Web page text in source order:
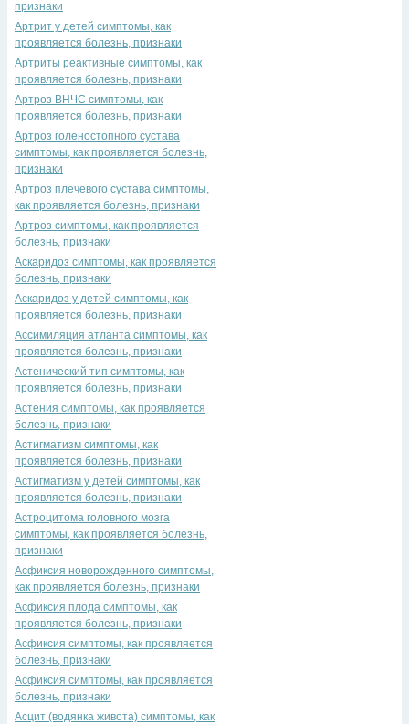
признаки
Артрит у детей симптомы, как
проявляется болезнь, признаки
Артриты реактивные симптомы, как
проявляется болезнь, признаки
Артроз ВНЧС симптомы, как
проявляется болезнь, признаки
Артроз голеностопного сустава
симптомы, как проявляется болезнь,
признаки
Артроз плечевого сустава симптомы,
как проявляется болезнь, признаки
Артроз симптомы, как проявляется
болезнь, признаки
Аскаридоз симптомы, как проявляется
болезнь, признаки
Аскаридоз у детей симптомы, как
проявляется болезнь, признаки
Ассимиляция атланта симптомы, как
проявляется болезнь, признаки
Астенический тип симптомы, как
проявляется болезнь, признаки
Астения симптомы, как проявляется
болезнь, признаки
Астигматизм симптомы, как
проявляется болезнь, признаки
Астигматизм у детей симптомы, как
проявляется болезнь, признаки
Астроцитома головного мозга
симптомы, как проявляется болезнь,
признаки
Асфиксия новорожденного симптомы,
как проявляется болезнь, признаки
Асфиксия плода симптомы, как
проявляется болезнь, признаки
Асфиксия симптомы, как проявляется
болезнь, признаки
Асфиксия симптомы, как проявляется
болезнь, признаки
Асцит (водянка живота) симптомы, как